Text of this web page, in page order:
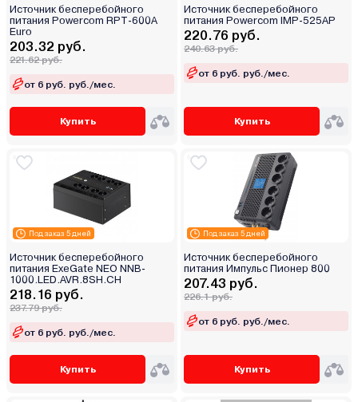
Источник бесперебойного
питания Powercom RPT-600A
Euro
203.32 руб.
221.62 руб.
от 6 руб. руб./мес.
Купить
Источник бесперебойного
питания Powercom IMP-525AP
220.76 руб.
240.63 руб.
от 6 руб. руб./мес.
Купить
Под заказ 5 дней
Источник бесперебойного
питания ExeGate NEO NNB-
1000.LED.AVR.8SH.CH
218.16 руб.
237.79 руб.
от 6 руб. руб./мес.
Купить
Под заказ 5 дней
Источник бесперебойного
питания Импульс Пионер 800
207.43 руб.
226.1 руб.
от 6 руб. руб./мес.
Купить